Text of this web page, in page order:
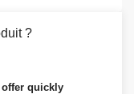
?
quickly